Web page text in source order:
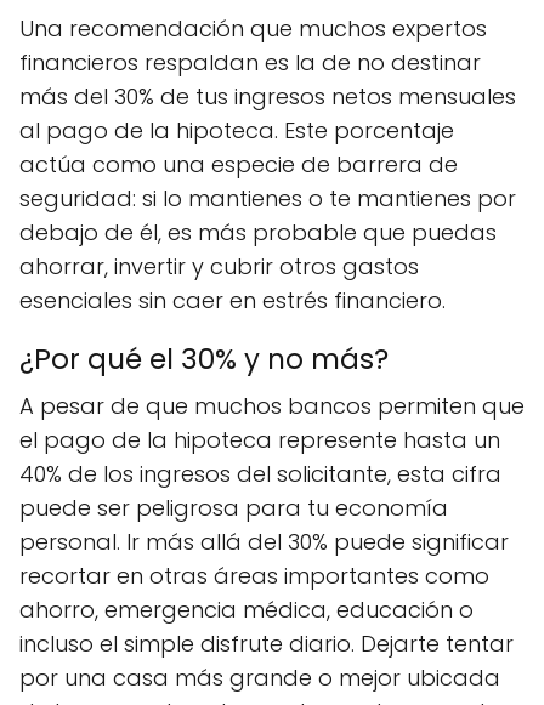
Una recomendación que muchos expertos
financieros respaldan es la de no destinar
más del 30% de tus ingresos netos mensuales
al pago de la hipoteca. Este porcentaje
actúa como una especie de barrera de
seguridad: si lo mantienes o te mantienes por
debajo de él, es más probable que puedas
ahorrar, invertir y cubrir otros gastos
esenciales sin caer en estrés financiero.
¿Por qué el 30% y no más?
A pesar de que muchos bancos permiten que
el pago de la hipoteca represente hasta un
40% de los ingresos del solicitante, esta cifra
puede ser peligrosa para tu economía
personal. Ir más allá del 30% puede significar
recortar en otras áreas importantes como
ahorro, emergencia médica, educación o
incluso el simple disfrute diario. Dejarte tentar
por una casa más grande o mejor ubicada